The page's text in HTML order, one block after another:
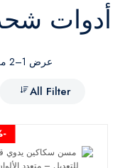
أدوات
عرض 1–2 من 2 نتيجة
All Filter
-53%